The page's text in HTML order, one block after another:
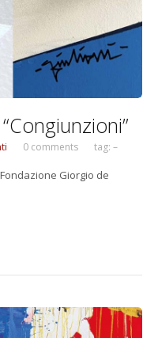
0 comments tag: –
Giorgio de